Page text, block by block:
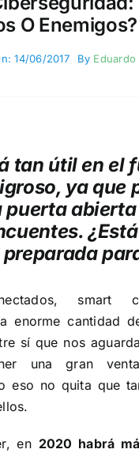
O Enemigos?
14/06/2017 By Eduardo
tan útil en el
ya que
puerta
smart
enorme cantidad
sí que nos
una gran
eso no quita que
en 2020 habrá